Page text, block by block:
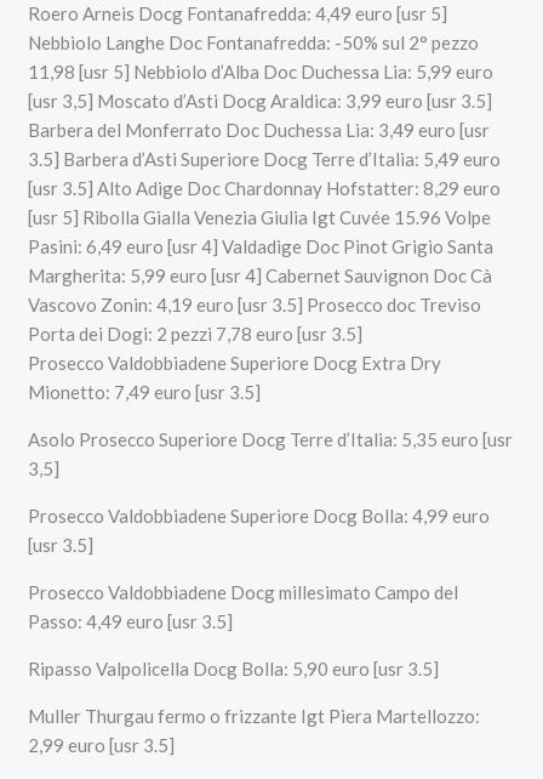
Roero Arneis Docg Fontanafredda: 4,49 euro [usr 5]
Nebbiolo Langhe Doc Fontanafredda: -50% sul 2° pezzo
11,98 [usr 5] Nebbiolo d’Alba Doc Duchessa Lia: 5,99 euro
[usr 3,5] Moscato d’Asti Docg Araldica: 3,99 euro [usr 3.5]
Barbera del Monferrato Doc Duchessa Lia: 3,49 euro [usr
3.5] Barbera d’Asti Superiore Docg Terre d’Italia: 5,49 euro
[usr 3.5] Alto Adige Doc Chardonnay Hofstatter: 8,29 euro
[usr 5] Ribolla Gialla Venezia Giulia Igt Cuvée 15.96 Volpe
Pasini: 6,49 euro [usr 4] Valdadige Doc Pinot Grigio Santa
Margherita: 5,99 euro [usr 4] Cabernet Sauvignon Doc Cà
Vascovo Zonin: 4,19 euro [usr 3.5] Prosecco doc Treviso
Porta dei Dogi: 2 pezzi 7,78 euro [usr 3.5]
Prosecco Valdobbiadene Superiore Docg Extra Dry
Mionetto: 7,49 euro [usr 3.5]
Asolo Prosecco Superiore Docg Terre d’Italia: 5,35 euro [usr
3,5]
Prosecco Valdobbiadene Superiore Docg Bolla: 4,99 euro
[usr 3.5]
Prosecco Valdobbiadene Docg millesimato Campo del
Passo: 4,49 euro [usr 3.5]
Ripasso Valpolicella Docg Bolla: 5,90 euro [usr 3.5]
Muller Thurgau fermo o frizzante Igt Piera Martellozzo:
2,99 euro [usr 3.5]